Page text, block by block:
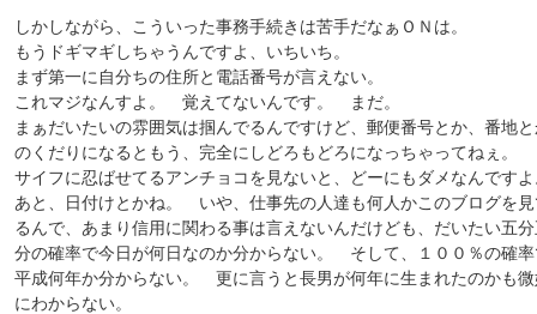
しかしながら、こういった事務手続きは苦手だなぁＯＮは。
もうドギマギしちゃうんですよ、いちいち。
まず第一に自分ちの住所と電話番号が言えない。
これマジなんすよ。 覚えてないんです。 まだ。
まぁだいたいの雰囲気は掴んでるんですけど、郵便番号とか、番地
のくだりになるともう、完全にしどろもどろになっちゃってねぇ。
サイフに忍ばせてるアンチョコを見ないと、どーにもダメなんです
あと、日付けとかね。 いや、仕事先の人達も何人かこのブログを
るんで、あまり信用に関わる事は言えないんだけども、だいたい五
分の確率で今日が何日なのか分からない。 そして、１００％の確
平成何年か分からない。 更に言うと長男が何年に生まれたのかも
にわからない。